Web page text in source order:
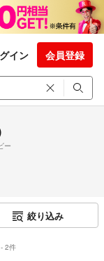
イン 会員登録
ー
絞り込み
2件